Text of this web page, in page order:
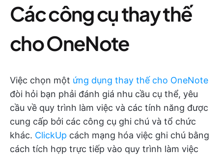
Các công cụ thay thế
cho OneNote
Việc chọn một ứng dụng thay thế cho OneNote
đòi hỏi bạn phải đánh giá nhu cầu cụ thể, yêu
cầu về quy trình làm việc và các tính năng được
cung cấp bởi các công cụ ghi chú và tổ chức
khác. ClickUp cách mạng hóa việc ghi chú bằng
cách tích hợp trực tiếp vào quy trình làm việc